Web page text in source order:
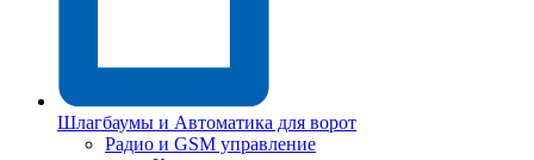
Шлагбаумы и Автоматика для ворот
Радио и GSM управление